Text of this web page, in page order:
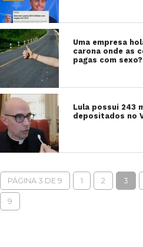
Uma empresa
carona onde as
pagas com sexo?
Lula possui 243
depositados no
PÁGINA 3 DE 9 1 2 3
9